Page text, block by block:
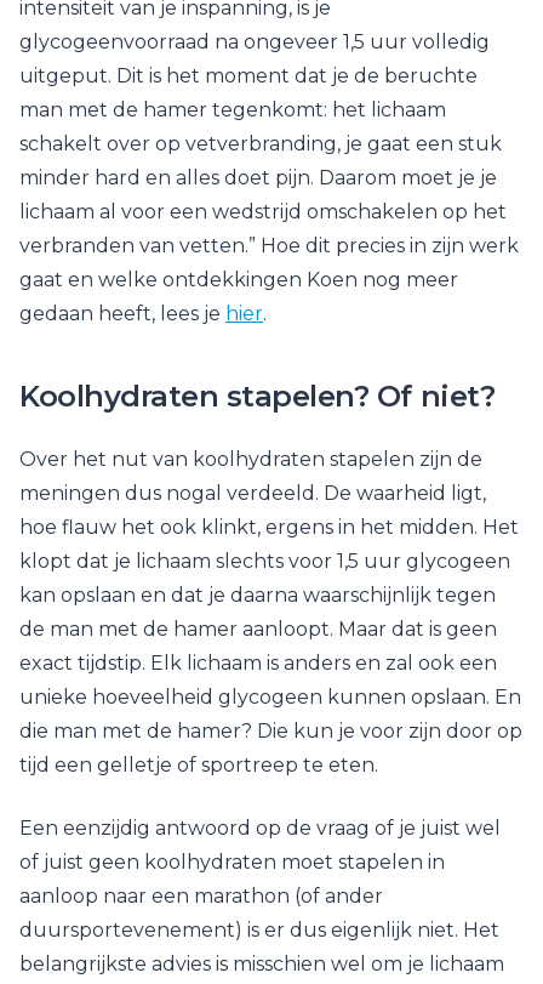
intensiteit van je inspanning, is je
glycogeenvoorraad na ongeveer 1,5 uur volledig
uitgeput. Dit is het moment dat je de beruchte
man met de hamer tegenkomt: het lichaam
schakelt over op vetverbranding, je gaat een stuk
minder hard en alles doet pijn. Daarom moet je je
lichaam al voor een wedstrijd omschakelen op het
verbranden van vetten.” Hoe dit precies in zijn werk
gaat en welke ontdekkingen Koen nog meer
gedaan heeft, lees je hier.
Koolhydraten stapelen? Of niet?
Over het nut van koolhydraten stapelen zijn de
meningen dus nogal verdeeld. De waarheid ligt,
hoe flauw het ook klinkt, ergens in het midden. Het
klopt dat je lichaam slechts voor 1,5 uur glycogeen
kan opslaan en dat je daarna waarschijnlijk tegen
de man met de hamer aanloopt. Maar dat is geen
exact tijdstip. Elk lichaam is anders en zal ook een
unieke hoeveelheid glycogeen kunnen opslaan. En
die man met de hamer? Die kun je voor zijn door op
tijd een gelletje of sportreep te eten.
Een eenzijdig antwoord op de vraag of je juist wel
of juist geen koolhydraten moet stapelen in
aanloop naar een marathon (of ander
duursportevenement) is er dus eigenlijk niet. Het
belangrijkste advies is misschien wel om je lichaam